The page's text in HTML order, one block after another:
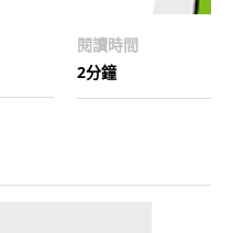
閱讀時間
2分鐘